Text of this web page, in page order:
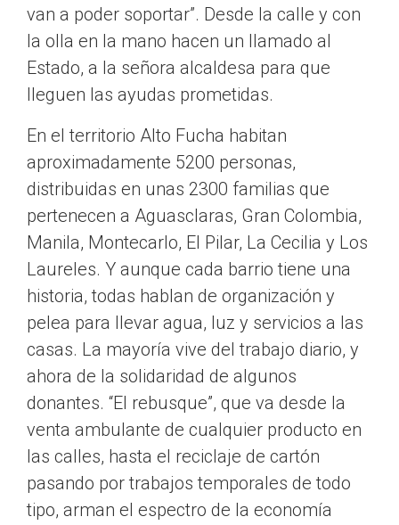
van a poder soportar”. Desde la calle y con
la olla en la mano hacen un llamado al
Estado, a la señora alcaldesa para que
lleguen las ayudas prometidas.
En el territorio Alto Fucha habitan
aproximadamente 5200 personas,
distribuidas en unas 2300 familias que
pertenecen a Aguasclaras, Gran Colombia,
Manila, Montecarlo, El Pilar, La Cecilia y Los
Laureles. Y aunque cada barrio tiene una
historia, todas hablan de organización y
pelea para llevar agua, luz y servicios a las
casas. La mayoría vive del trabajo diario, y
ahora de la solidaridad de algunos
donantes. “El rebusque”, que va desde la
venta ambulante de cualquier producto en
las calles, hasta el reciclaje de cartón
pasando por trabajos temporales de todo
tipo, arman el espectro de la economía